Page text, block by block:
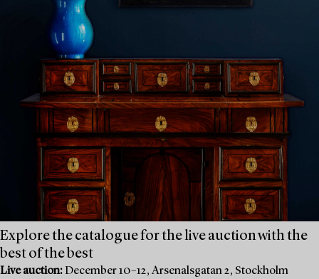
Explore the catalogue for the live auction with the
best of the best
Live auction: December 10–12, Arsenalsgatan 2, Stockholm